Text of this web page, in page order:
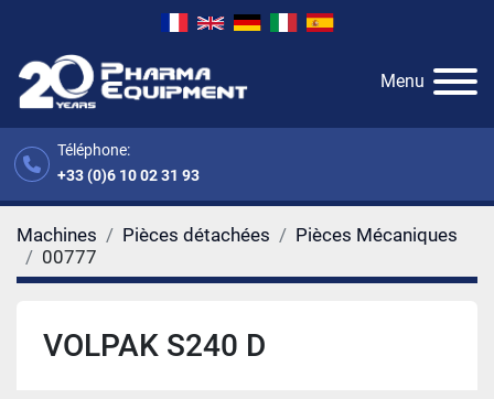
Téléphone:
+33 (0)6 10 02 31 93
Menu
Machines Pièces détachées
Pièces Mécaniques
00777
VOLPAK S240 D